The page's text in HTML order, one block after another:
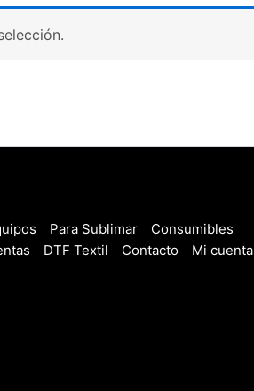
Para Sublimar
Consumibles
DTF Textil Contacto Mi cuenta